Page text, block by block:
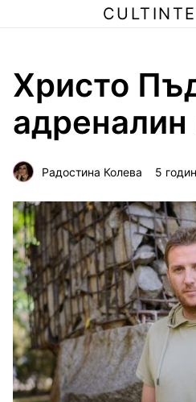
Христо
Радостина Колева 5